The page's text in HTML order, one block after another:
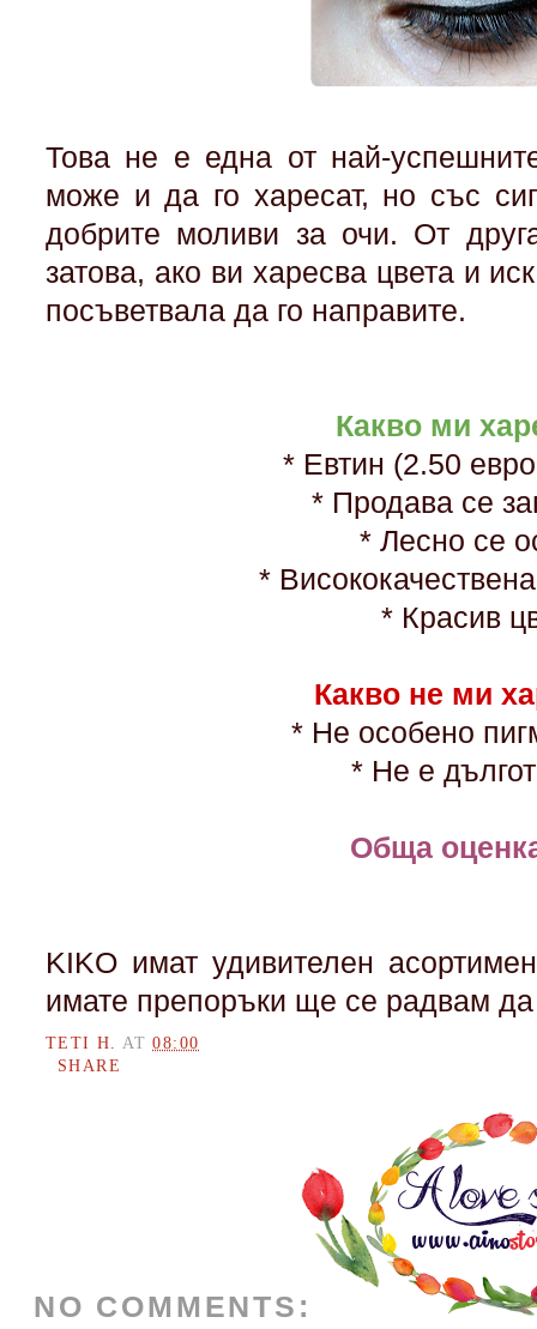
Това не е една от най-
може и да го харесат, но със
добрите моливи за очи. От
затова, ако ви харесва цвета и
посъветвала да го направите.
Какво ми
* Евтин (2.50
* Продава се
* Лесно се
*
* Красив
Какво не ми
* Не особено
* Не е
Обща
KIKO имат удивителен
имате препоръки ще се радвам да
TETI H.AT08:00
SHARE
NO COMMENTS: